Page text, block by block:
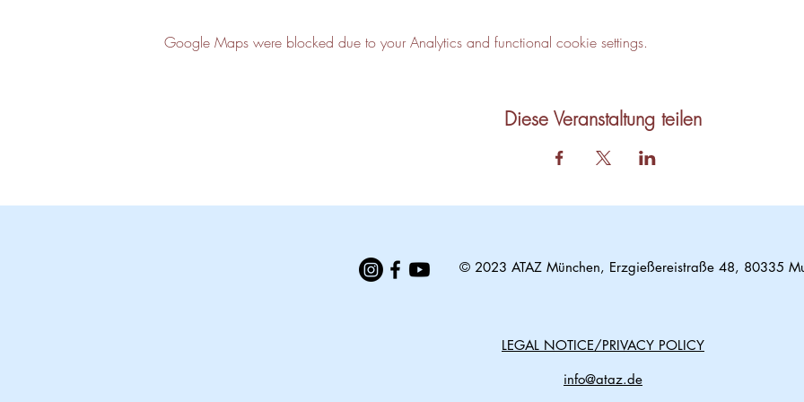
Google Maps were blocked due to your Analytics and functional cookie settings.
Diese Veranstaltung teilen
© 2023 ATAZ München, Erzgießereistraße 48, 80335
LEGAL NOTICE/PRIVACY POLICY
info@ataz.de